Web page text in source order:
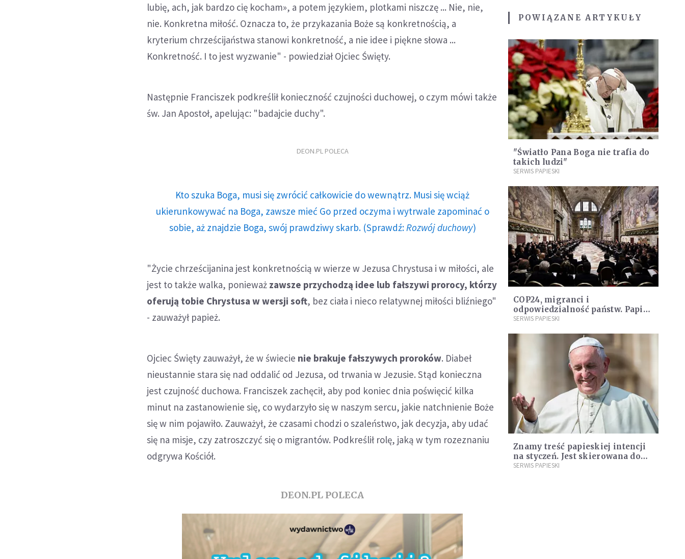
lubię, ach, jak bardzo cię kocham», a potem językiem, plotkami niszczę ... Nie, nie,
nie. Konkretna miłość. Oznacza to, że przykazania Boże są konkretnością, a
kryterium chrześcijaństwa stanowi konkretność, a nie idee i piękne słowa ...
Konkretność. I to jest wyzwanie" - powiedział Ojciec Święty.
Następnie Franciszek podkreślił konieczność czujności duchowej, o czym mówi także
św. Jan Apostoł, apelując: "badajcie duchy".
DEON.PL POLECA
Kto szuka Boga, musi się zwrócić całkowicie do wewnątrz. Musi się wciąż
ukierunkowywać na Boga, zawsze mieć Go przed oczyma i wytrwale zapominać o
sobie, aż znajdzie Boga, swój prawdziwy skarb. (Sprawdź: Rozwój duchowy)
"Życie chrześcijanina jest konkretnością w wierze w Jezusa Chrystusa i w miłości, ale
jest to także walka, ponieważ zawsze przychodzą idee lub fałszywi prorocy, którzy
oferują tobie Chrystusa w wersji soft, bez ciała i nieco relatywnej miłości bliźniego"
- zauważył papież.
Ojciec Święty zauważył, że w świecie nie brakuje fałszywych proroków. Diabeł
nieustannie stara się nad oddalić od Jezusa, od trwania w Jezusie. Stąd konieczna
jest czujność duchowa. Franciszek zachęcił, aby pod koniec dnia poświęcić kilka
minut na zastanowienie się, co wydarzyło się w naszym sercu, jakie natchnienie Boże
się w nim pojawiło. Zauważył, że czasami chodzi o szaleństwo, jak decyzja, aby udać
się na misje, czy zatroszczyć się o migrantów. Podkreślił rolę, jaką w tym rozeznaniu
odgrywa Kościół.
DEON.PL POLECA
POWIĄZANE ARTYKUŁY
"Światło Pana Boga nie trafia do
takich ludzi"
SERWIS PAPIESKI
COP24, migranci i
odpowiedzialność państw. Papież
wygłosił dziś bardzo ważne
SERWIS PAPIESKI
Znamy treść papieskiej intencji
na styczeń. Jest skierowana do
młodych [WIDEO]
SERWIS PAPIESKI